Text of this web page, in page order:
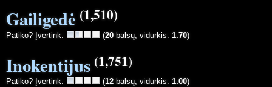
Gailigedė (1,510)
Patiko? Įvertink: (20 balsų, vidurkis: 1.70)
Inokentijus (1,751)
Patiko? Įvertink: (12 balsų, vidurkis: 1.00)